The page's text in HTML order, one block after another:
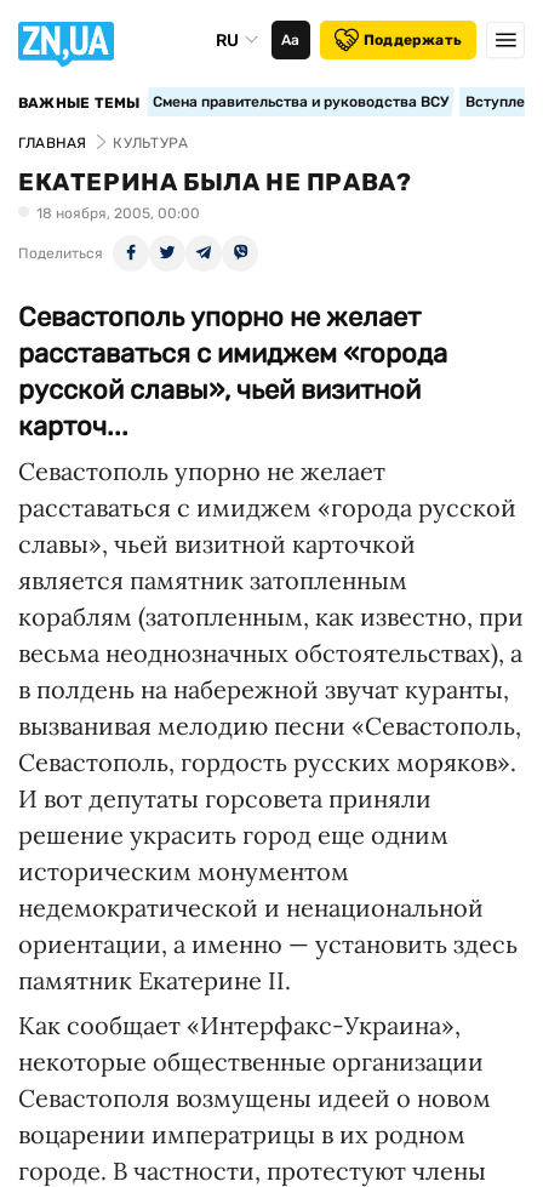
RU Аа Поддержать
ВАЖНЫЕ ТЕМЫ Смена правительства и руководства ВСУ
ГЛАВНАЯ КУЛЬТУРА
ЕКАТЕРИНА БЫЛА НЕ ПРАВА?
18 ноября, 2005, 00:00
Поделиться
Севастополь упорно не желает
расставаться с имиджем «города
русской славы», чьей визитной
карточ...
Севастополь упорно не желает
расставаться с имиджем «города русской
славы», чьей визитной карточкой
является памятник затопленным
кораблям (затопленным, как известно, при
весьма неоднозначных обстоятельствах), а
в полдень на набережной звучат куранты,
вызванивая мелодию песни «Севастополь,
Севастополь, гордость русских моряков».
И вот депутаты горсовета приняли
решение украсить город еще одним
историческим монументом
недемократической и ненациональной
ориентации, а именно — установить здесь
памятник Екатерине II.
Как сообщает «Интерфакс-Украина»,
некоторые общественные организации
Севастополя возмущены идеей о новом
воцарении императрицы в их родном
городе. В частности, протестуют члены